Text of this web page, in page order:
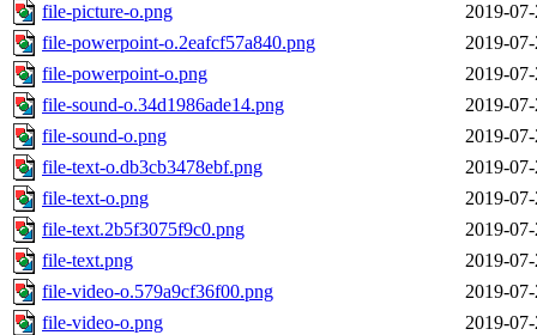
file-picture-o.png
2019-
file-powerpoint-o.2eafcf57a840.png
2019-
file-powerpoint-o.png
2019-
file-sound-o.34d1986ade14.png
2019-
file-sound-o.png
2019-
file-text-o.db3cb3478ebf.png
2019-
file-text-o.png
2019-
file-text.2b5f3075f9c0.png
2019-
file-text.png
2019-
file-video-o.579a9cf36f00.png
2019-
file-video-o.png
2019-